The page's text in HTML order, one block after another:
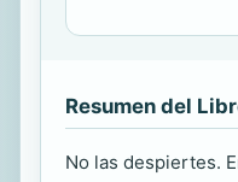
Resumen del
No las despiertes.